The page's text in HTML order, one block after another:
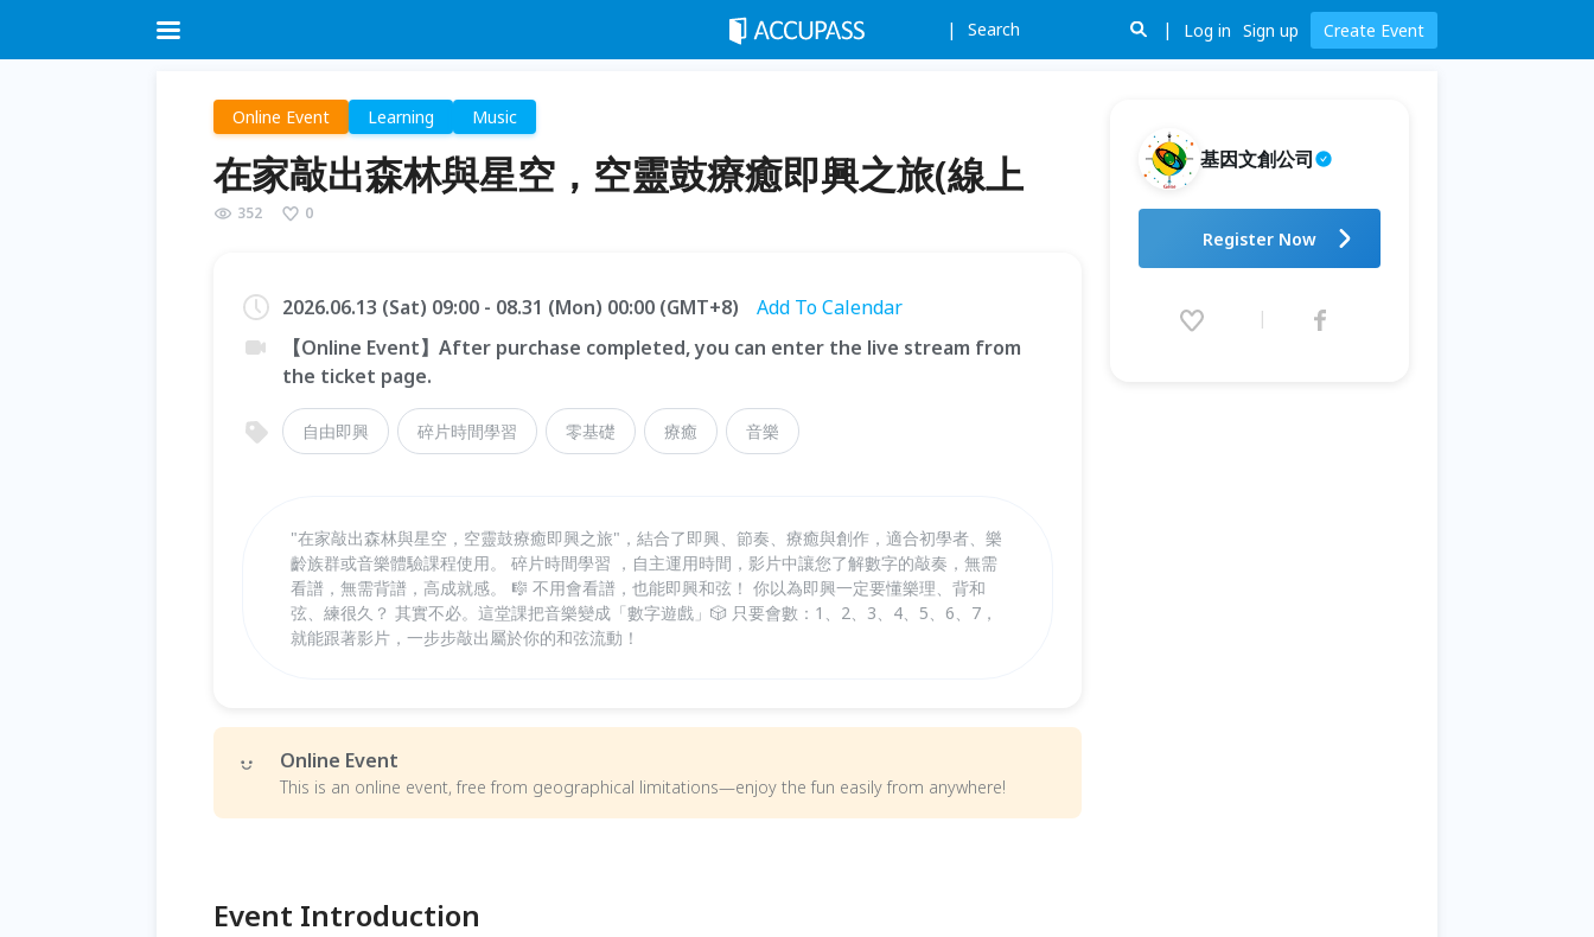
Search Log in Sign up Create Event
Online Event Learning Music
在家敲出森林與星空，空靈鼓療癒即興之旅(線上
352 0
2026.06.13 (Sat) 09:00 - 08.31 (Mon) 00:00 (GMT+8)
Add To Calendar
【Online Event】After purchase completed, you can enter the live stream from
the ticket page.
自由即興 碎片時間學習 零基礎 療癒 音樂
"在家敲出森林與星空，空靈鼓療癒即興之旅"，結合了即興、節奏、療癒與創作，適合初學者、樂
齡族群或音樂體驗課程使用。 碎片時間學習 ，自主運用時間，影片中讓您了解數字的敲奏，無需
看譜，無需背譜，高成就感。 🎼 不用會看譜，也能即興和弦！ 你以為即興一定要懂樂理、背和
弦、練很久？ 其實不必。這堂課把音樂變成「數字遊戲」🎲 只要會數：1、2、3、4、5、6、7，
就能跟著影片，一步步敲出屬於你的和弦流動！
Online Event
This is an online event, free from geographical limitations—enjoy the fun easily from anywhere!
Event Introduction
基因文創公司
癒即興之旅(線上
2026.06.13 (Sat) 09:00 - 08.31
Register Now